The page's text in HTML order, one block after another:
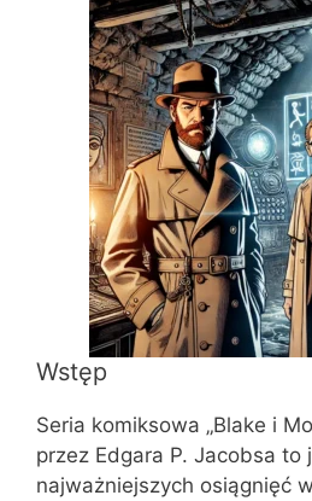
Wstęp
Seria komiksowa „Blake i
przez Edgara P. Jacobsa to
najważniejszych osiągnięć